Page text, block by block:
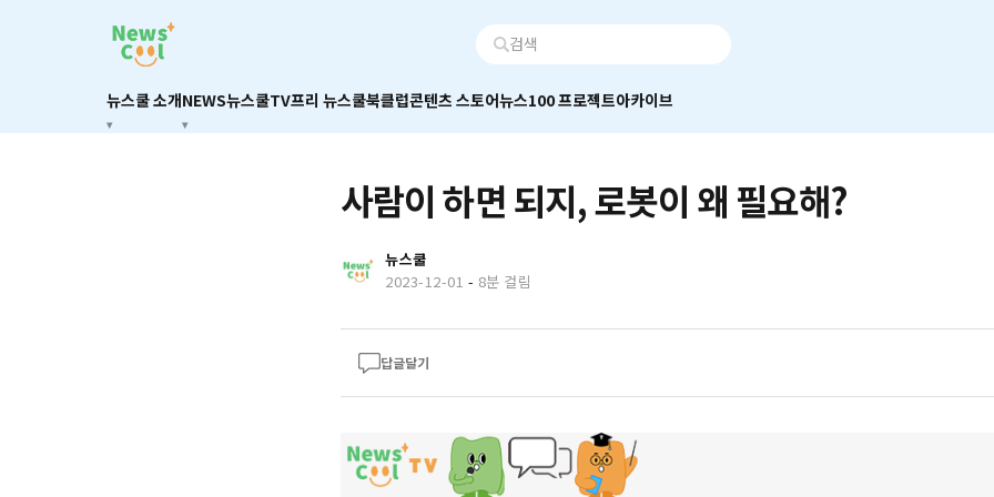
뉴스쿨 소개NEWS뉴스쿨TV프리 뉴스쿨북클럽콘텐츠 스토어뉴스100 프로젝트아카이브
사람이 하면 되지, 로봇이 왜 필요해?
뉴스쿨
2023-12-01 - 8분 걸림
답글달기